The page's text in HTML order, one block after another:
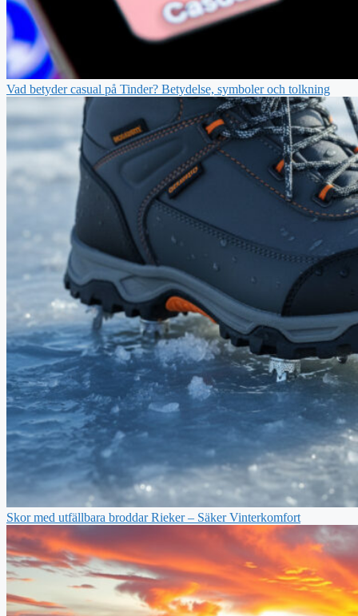
Vad betyder casual på Tinder? Betydelse, symboler och tolkning
Skor med utfällbara broddar Rieker – Säker Vinterkomfort